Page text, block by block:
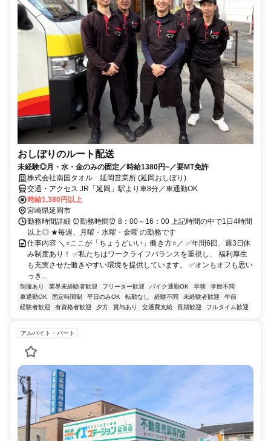
おしぼりのルート配送
未経験◎月・水・金のみの固定／時給1380円~／要MT免許
株式会社南国タオル 延岡営業所 (延岡おしぼり)
交通・アクセス JR「延岡」駅より車8分／車通勤OK
時給1,380円以上
宮崎県延岡市
勤務時間詳細 ⏰勤務時間⏰ 8：00～16：00 上記時間の中で1日4時間
以上◎ ★毎週、月曜・水曜・金曜 の勤務です
仕事内容 ＼⭐ここが「ちょうどいい」働き方⭐／ ✅年間6回、週3日休
み制度あり！ ✅私たちはワークライフバランスを重視し、 福利厚生
も充実させた働きやすい環境を提供しています。 ✅オンもオフも思い
っき...
制服あり 業界未経験者歓迎 フリーター歓迎 バイク通勤OK 早朝
学歴不問
車通勤OK
固定時間制 平日のみOK 転勤なし 経験不問 未経験者歓迎
午前
経験者歓迎
有資格者歓迎 夕方 賞与あり 交通費支給 長期歓迎 フルタイム歓迎
アルバイト・パート